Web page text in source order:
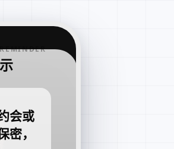
会或
，